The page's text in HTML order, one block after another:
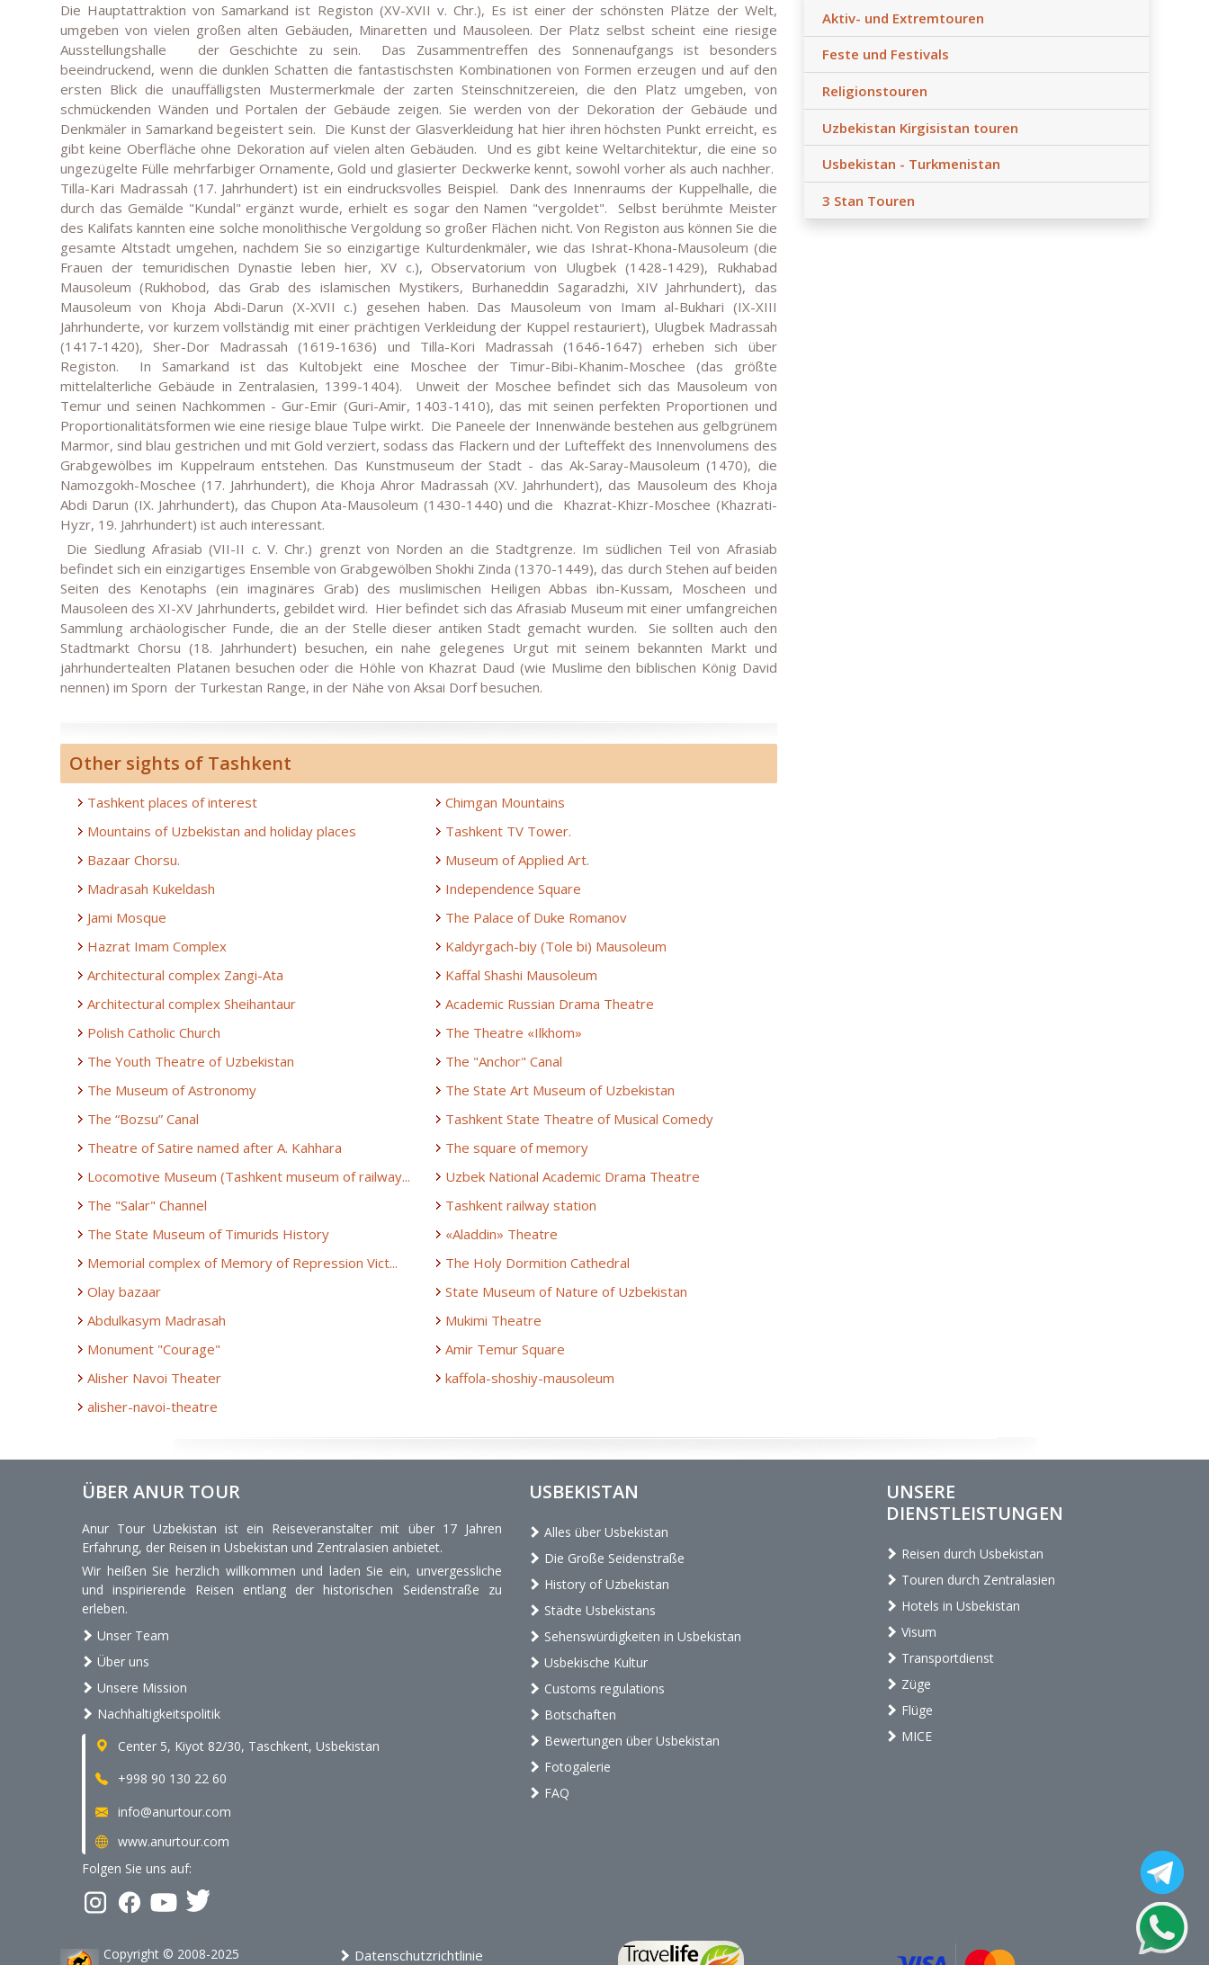
Die Hauptattraktion von Samarkand ist Registon (XV-XVII v. Chr.), Es ist einer der schönsten Plätze der Welt,
umgeben von vielen großen alten Gebäuden, Minaretten und Mausoleen. Der Platz selbst scheint eine riesige
Ausstellungshalle
der Geschichte zu sein.
Das Zusammentreffen des Sonnenaufgangs ist besonders
beeindruckend, wenn die dunklen Schatten die fantastischsten Kombinationen von Formen erzeugen und auf den
ersten Blick die unauffälligsten Mustermerkmale der zarten Steinschnitzereien, die den Platz umgeben, von
schmückenden Wänden und Portalen der Gebäude zeigen. Sie werden von der Dekoration der Gebäude und
Denkmäler in Samarkand begeistert sein. Die Kunst der Glasverkleidung hat hier ihren höchsten Punkt erreicht, es
gibt keine Oberfläche ohne Dekoration auf vielen alten Gebäuden.
Und es gibt keine Weltarchitektur, die eine so
ungezügelte Fülle mehrfarbiger Ornamente, Gold und glasierter Deckwerke kennt, sowohl vorher als auch nachher.
Tilla-Kari Madrassah (17. Jahrhundert) ist ein eindrucksvolles Beispiel.
Dank des Innenraums der Kuppelhalle, die
durch das Gemälde "Kundal" ergänzt wurde, erhielt es sogar den Namen "vergoldet".
Selbst berühmte Meister
des Kalifats kannten eine solche monolithische Vergoldung so großer Flächen nicht. Von Registon aus können Sie die
gesamte Altstadt umgehen, nachdem Sie so einzigartige Kulturdenkmäler, wie das Ishrat-Khona-Mausoleum (die
Frauen der temuridischen Dynastie leben hier, XV c.), Observatorium von Ulugbek (1428-1429), Rukhabad
Mausoleum (Rukhobod, das Grab des islamischen Mystikers, Burhaneddin Sagaradzhi, XIV Jahrhundert), das
Mausoleum von Khoja Abdi-Darun (X-XVII c.) gesehen haben. Das Mausoleum von Imam al-Bukhari (IX-XIII
Jahrhunderte, vor kurzem vollständig mit einer prächtigen Verkleidung der Kuppel restauriert), Ulugbek Madrassah
(1417-1420), Sher-Dor Madrassah (1619-1636) und Tilla-Kori Madrassah (1646-1647) erheben sich über
Registon.
In Samarkand ist das Kultobjekt eine Moschee der Timur-Bibi-Khanim-Moschee (das größte
mittelalterliche Gebäude in Zentralasien, 1399-1404).
Unweit der Moschee befindet sich das Mausoleum von
Temur und seinen Nachkommen - Gur-Emir (Guri-Amir, 1403-1410), das mit seinen perfekten Proportionen und
Proportionalitätsformen wie eine riesige blaue Tulpe wirkt. Die Paneele der Innenwände bestehen aus gelbgrünem
Marmor, sind blau gestrichen und mit Gold verziert, sodass das Flackern und der Lufteffekt des Innenvolumens des
Grabgewölbes im Kuppelraum entstehen. Das Kunstmuseum der Stadt - das Ak-Saray-Mausoleum (1470), die
Namozgokh-Moschee (17. Jahrhundert), die Khoja Ahror Madrassah (XV. Jahrhundert), das Mausoleum des Khoja
Abdi Darun (IX. Jahrhundert), das Chupon Ata-Mausoleum (1430-1440) und die
Khazrat-Khizr-Moschee (Khazrati-
Hyzr, 19. Jahrhundert) ist auch interessant.
Die Siedlung Afrasiab (VII-II c. V. Chr.) grenzt von Norden an die Stadtgrenze. Im südlichen Teil von Afrasiab
befindet sich ein einzigartiges Ensemble von Grabgewölben Shokhi Zinda (1370-1449), das durch Stehen auf beiden
Seiten des Kenotaphs (ein imaginäres Grab) des muslimischen Heiligen Abbas ibn-Kussam, Moscheen und
Mausoleen des XI-XV Jahrhunderts, gebildet wird. Hier befindet sich das Afrasiab Museum mit einer umfangreichen
Sammlung archäologischer Funde, die an der Stelle dieser antiken Stadt gemacht wurden.
Sie sollten auch den
Stadtmarkt Chorsu (18. Jahrhundert) besuchen, ein nahe gelegenes Urgut mit seinem bekannten Markt und
jahrhundertealten Platanen besuchen oder die Höhle von Khazrat Daud (wie Muslime den biblischen König David
nennen) im Sporn der Turkestan Range, in der Nähe von Aksai Dorf besuchen.
Other sights of Tashkent
Tashkent places of interest
Chimgan Mountains
Mountains of Uzbekistan and holiday places
Tashkent TV Tower.
Bazaar Chorsu.
Museum of Applied Art.
Madrasah Kukeldash
Independence Square
Jami Mosque
The Palace of Duke Romanov
Hazrat Imam Complex
Kaldyrgach-biy (Tole bi) Mausoleum
Architectural complex Zangi-Ata
Kaffal Shashi Mausoleum
Architectural complex Sheihantaur
Academic Russian Drama Theatre
Polish Catholic Church
The Theatre «Ilkhom»
The Youth Theatre of Uzbekistan
The "Anchor" Canal
The Museum of Astronomy
The State Art Museum of Uzbekistan
The “Bozsu” Canal
Tashkent State Theatre of Musical Comedy
Theatre of Satire named after A. Kahhara
The square of memory
Locomotive Museum (Tashkent museum of railway...
Uzbek National Academic Drama Theatre
The "Salar" Channel
Tashkent railway station
The State Museum of Timurids History
«Aladdin» Theatre
Memorial complex of Memory of Repression Vict...
The Holy Dormition Cathedral
Olay bazaar
State Museum of Nature of Uzbekistan
Abdulkasym Madrasah
Mukimi Theatre
Monument "Courage"
Amir Temur Square
Alisher Navoi Theater
kaffola-shoshiy-mausoleum
alisher-navoi-theatre
Aktiv- und Extremtouren
Feste und Festivals
Religionstouren
Uzbekistan Kirgisistan touren
Usbekistan - Turkmenistan
3 Stan Touren
ÜBER ANUR TOUR
Anur Tour Uzbekistan ist ein Reiseveranstalter mit über 17 Jahren
Erfahrung, der Reisen in Usbekistan und Zentralasien anbietet.
Wir heißen Sie herzlich willkommen und laden Sie ein, unvergessliche
und inspirierende Reisen entlang der historischen Seidenstraße zu
erleben.
Unser Team
Über uns
Unsere Mission
Nachhaltigkeitspolitik
Center 5, Kiyot 82/30, Taschkent, Usbekistan
+998 90 130 22 60
info@anurtour.com
www.anurtour.com
Folgen Sie uns auf:
USBEKISTAN
Alles über Usbekistan
Die Große Seidenstraße
History of Uzbekistan
Städte Usbekistans
Sehenswürdigkeiten in Usbekistan
Usbekische Kultur
Customs regulations
Botschaften
Bewertungen über Usbekistan
Fotogalerie
FAQ
UNSERE
DIENSTLEISTUNGEN
Reisen durch Usbekistan
Touren durch Zentralasien
Hotels in Usbekistan
Visum
Transportdienst
Züge
Flüge
MICE
Copyright © 2008-2025
Datenschutzrichtlinie